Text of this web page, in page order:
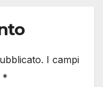
I campi
*